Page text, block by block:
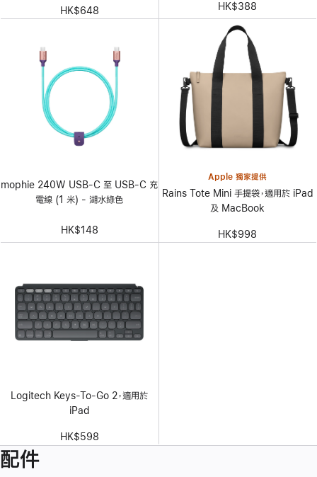
HK$648 HK$388
mophie 240W USB-C 至 USB-C 充
電線 (1 米) - 湖水綠色
HK$148
Apple 獨家提供
Rains Tote Mini 手提袋，適用於 iPad
及 MacBook
HK$998
Logitech Keys-To-Go 2，適用於
iPad
HK$598
配件